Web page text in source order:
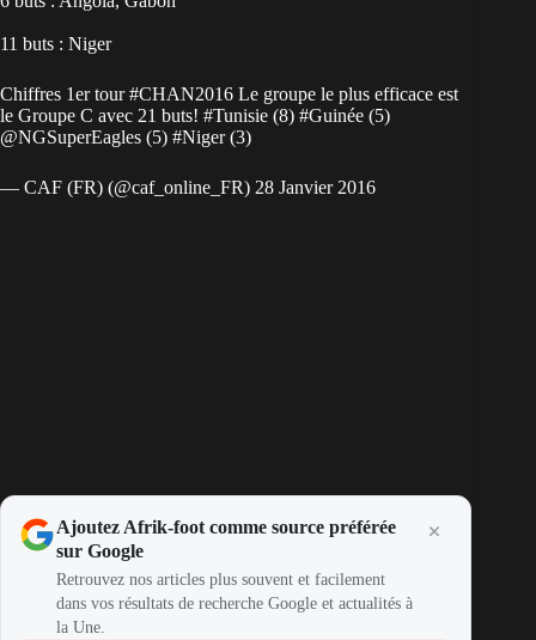
11 buts : Niger
Chiffres 1er tour#CHAN2016 Le groupe le plus efficace est
le Groupe C avec 21 buts! #Tunisie (8) #Guinée (5)
@NGSuperEagles (5) #Niger(3)
— CAF (FR) (@caf_online_FR) 28 Janvier 2016
Ajoutez Afrik-foot comme source préférée
sur Google
Retrouvez nos articles plus souvent et facilement
dans vos résultats de recherche Google et actualités à
la Une.